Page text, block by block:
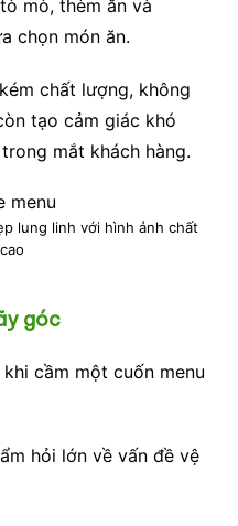
mò, thèm ăn và
chọn món ăn.
chất lượng, không
tạo cảm giác khó
mắt khách hàng.
lung linh với hình ảnh chất
góc
cầm một cuốn menu
hỏi lớn về vấn đề vệ